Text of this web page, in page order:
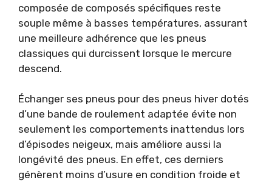
composée de composés spécifiques reste
souple même à basses températures, assurant
une meilleure adhérence que les pneus
classiques qui durcissent lorsque le mercure
descend.
Échanger ses pneus pour des pneus hiver dotés
d’une bande de roulement adaptée évite non
seulement les comportements inattendus lors
d’épisodes neigeux, mais améliore aussi la
longévité des pneus. En effet, ces derniers
génèrent moins d’usure en condition froide et